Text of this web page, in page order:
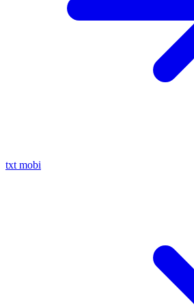
txt mobi